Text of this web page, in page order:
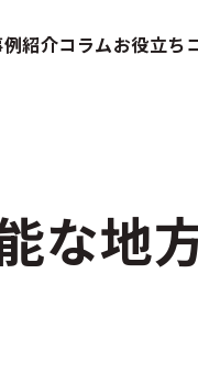
紹介コラムお役立ち
な地